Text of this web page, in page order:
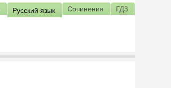
Русский язык Сочинения ГДЗ